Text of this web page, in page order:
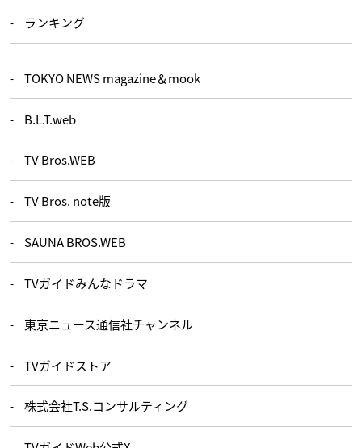
ランキング
TOKYO NEWS magazine＆mook
B.L.T.web
TV Bros.WEB
TV Bros. note版
SAUNA BROS.WEB
TVガイドみんなドラマ
東京ニュース通信社チャンネル
TVガイドストア
株式会社T.S.コンサルティング